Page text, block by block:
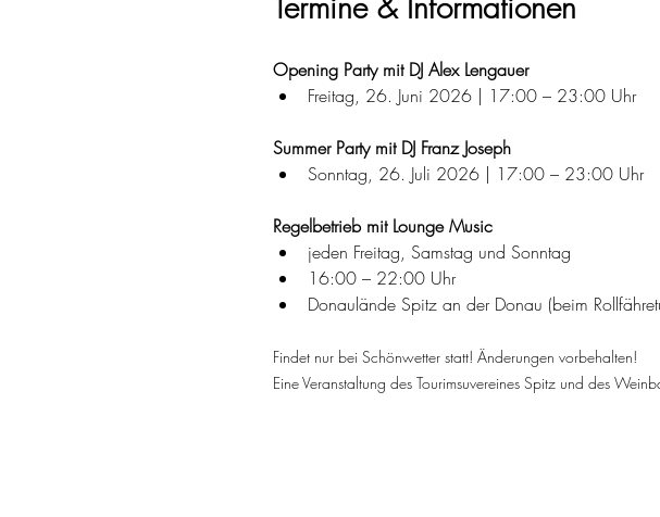
Opening Party mit DJ Alex Lengauer
Freitag, 26. Juni 2026 | 17:00 – 23:00 Uhr
Summer Party mit DJ Franz Joseph
Sonntag, 26. Juli 2026 | 17:00 – 23:00 Uhr
Regelbetrieb mit Lounge Music
jeden Freitag, Samstag und Sonntag
16:00 – 22:00 Uhr
Donaulände Spitz an der Donau (beim
Findet nur bei Schönwetter statt! Änderungen vorbehalten!
Eine Veranstaltung des Tourimsuvereines Spitz und des